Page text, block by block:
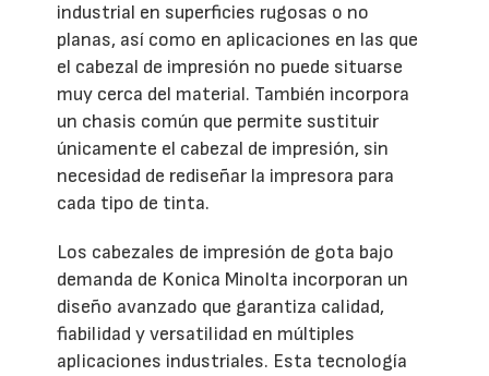
industrial en superficies rugosas o no
planas, así como en aplicaciones en las que
el cabezal de impresión no puede situarse
muy cerca del material. También incorpora
un chasis común que permite sustituir
únicamente el cabezal de impresión, sin
necesidad de rediseñar la impresora para
cada tipo de tinta.
Los cabezales de impresión de gota bajo
demanda de Konica Minolta incorporan un
diseño avanzado que garantiza calidad,
fiabilidad y versatilidad en múltiples
aplicaciones industriales. Esta tecnología